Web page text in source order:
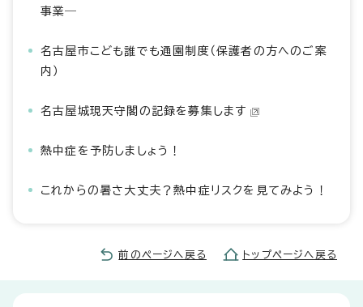
事業―
名古屋市こども誰でも通園制度（保護者の方へのご案
内）
名古屋城現天守閣の記録を募集します
熱中症を予防しましょう！
これからの暑さ大丈夫？熱中症リスクを見てみよう！
前のページへ戻る トップページへ戻る